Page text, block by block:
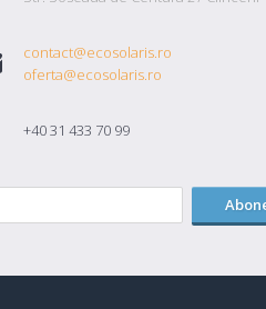
contact@ecosolaris.ro
oferta@ecosolaris.ro
+40 31 433 70 99